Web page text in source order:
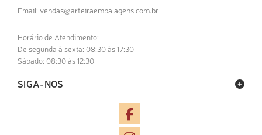
Email: vendas@arteiraembalagens.com.br
Horário de Atendimento:
De segunda à sexta: 08:30 às 17:30
Sábado: 08:30 às 12:30
SIGA-NOS